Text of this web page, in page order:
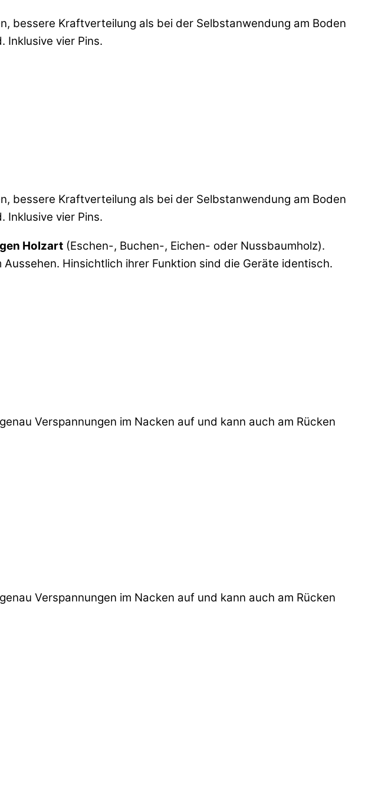
bessere Kraftverteilung als bei der Selbstanwendung am Boden
Inklusive vier Pins.
bessere Kraftverteilung als bei der Selbstanwendung am Boden
Inklusive vier Pins.
Holzart (Eschen-, Buchen-, Eichen- oder Nussbaumholz).
Hinsichtlich ihrer Funktion sind die Geräte identisch.
Verspannungen im Nacken auf und kann auch am Rücken
Verspannungen im Nacken auf und kann auch am Rücken